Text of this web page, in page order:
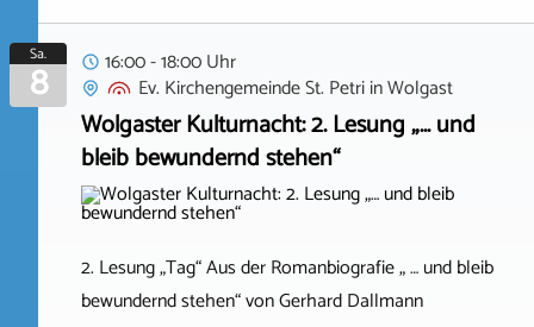
Sa.
8
16:00 - 18:00 Uhr
Ev. Kirchengemeinde St. PetriinWolgast
Wolgaster Kulturnacht: 2. Lesung „… und
bleib bewundernd stehen“
2. Lesung „Tag“ Aus der Romanbiografie „ … und bleib
bewundernd stehen“ von Gerhard Dallmann